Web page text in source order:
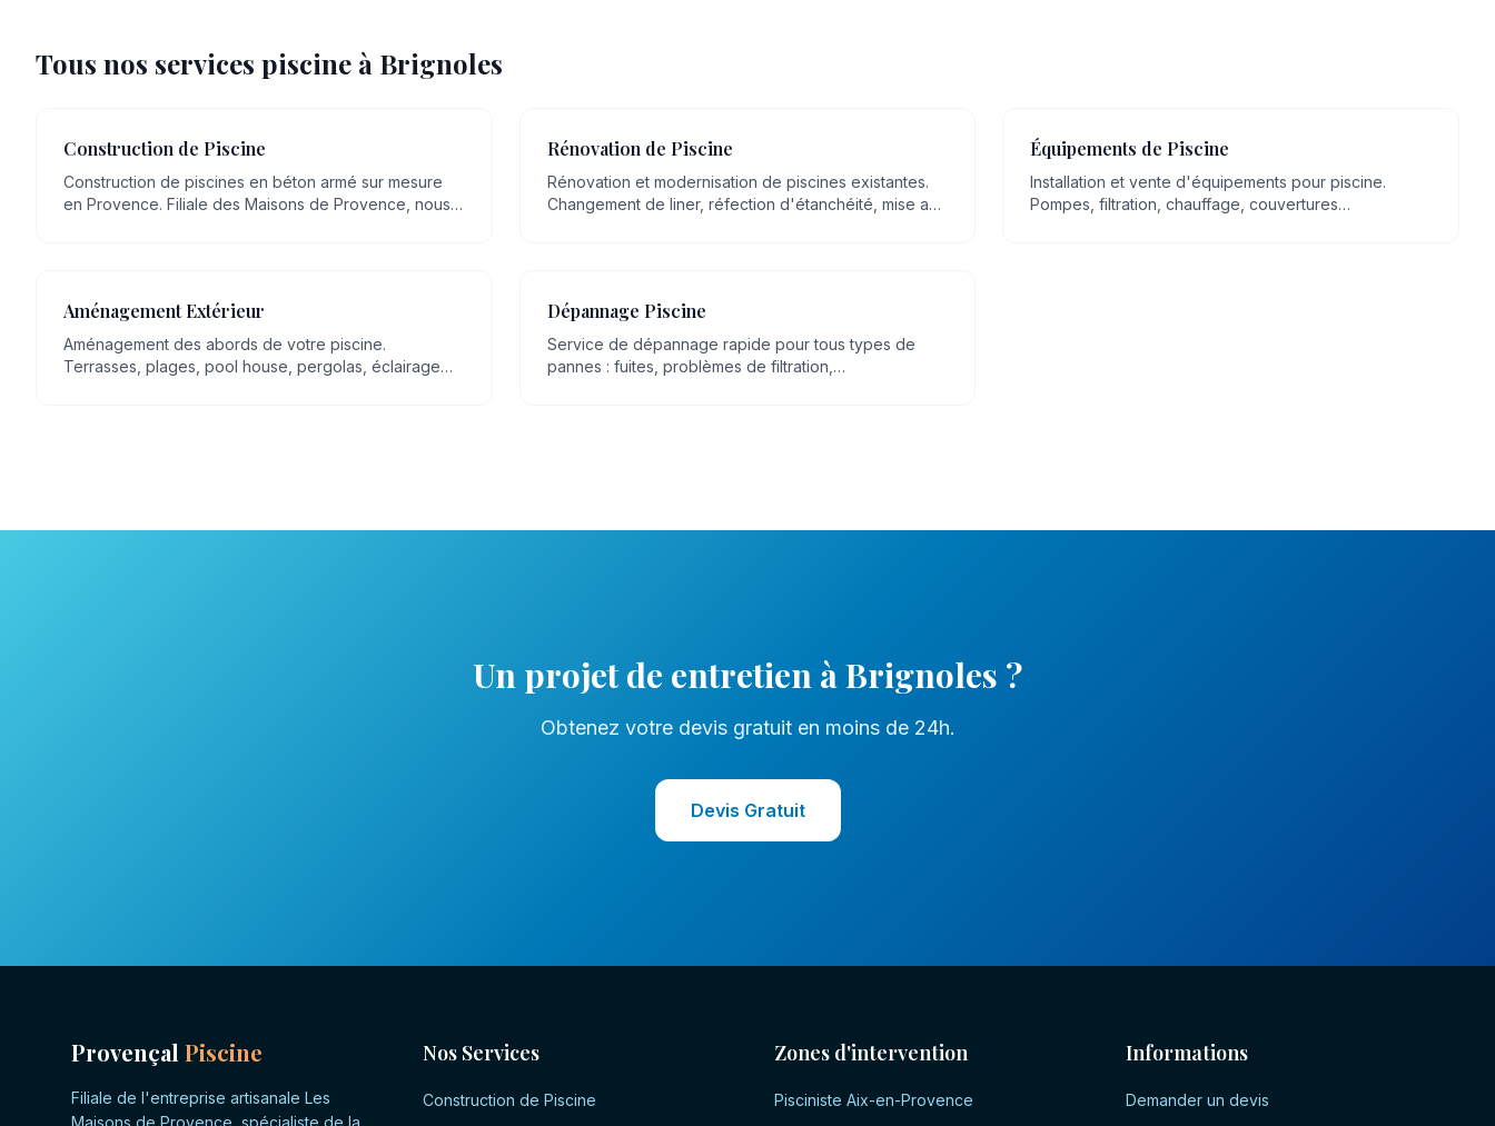
Tous nos services piscine à Brignoles
Construction de Piscine
Construction de piscines en béton armé sur mesure
en Provence. Filiale des Maisons de Provence, nous
Rénovation de Piscine
Rénovation et modernisation de piscines existantes.
Changement de liner, réfection d'étanchéité, mise aux
Équipements de Piscine
Installation et vente d'équipements pour piscine.
Pompes, filtration, chauffage, couvertures
Aménagement Extérieur
Aménagement des abords de votre piscine.
Terrasses, plages, pool house, pergolas, éclairage
Dépannage Piscine
Service de dépannage rapide pour tous types de
pannes : fuites, problèmes de filtration,
Un projet de entretien àBrignoles ?
Obtenez votre devis gratuit en moins de 24h.
Devis Gratuit
Provençal Piscine
Filiale de l'entreprise artisanale Les
Maisons de Provence, spécialiste de la
Nos Services
Construction de Piscine
Zones d'intervention
Pisciniste Aix-en-Provence
Informations
Demander un devis